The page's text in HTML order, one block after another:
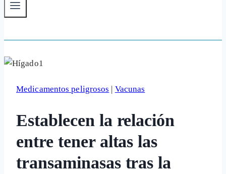
Medicamentos peligrosos | Vacunas
Establecen la relación
entre tener altas las
transaminasas tras la